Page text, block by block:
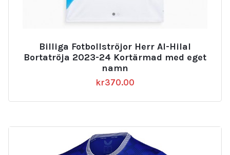
Billiga Fotbollströjor Herr Al-Hilal
Bortatröja 2023-24 Kortärmad med eget
namn
kr370.00